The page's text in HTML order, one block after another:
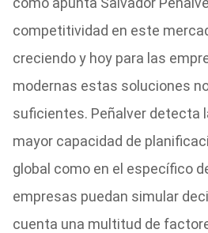
competitividad en este
creciendo y hoy para las
modernas estas soluciones
suficientes. Peñalver detecta
mayor capacidad de
global como en el específico
empresas puedan simular
cuenta una multitud de